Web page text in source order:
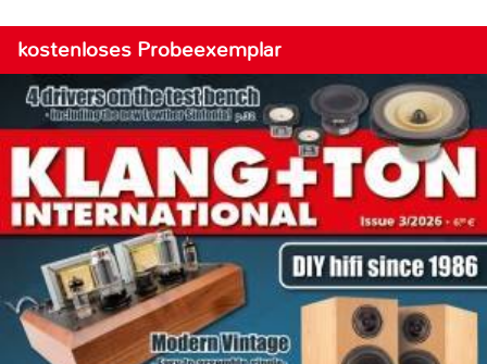
kostenloses Probeexemplar